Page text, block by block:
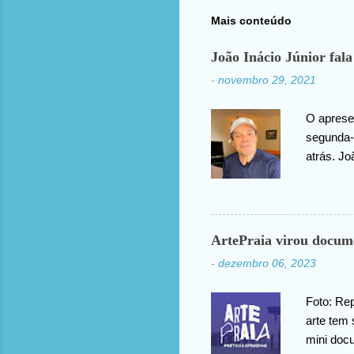
Mais conteúdo
João Inácio Júnior fala
- novembro 29, 2021
O
atrás.
ArtePraia virou
- dezembro 06, 2023
Foto:
arte tem
mini